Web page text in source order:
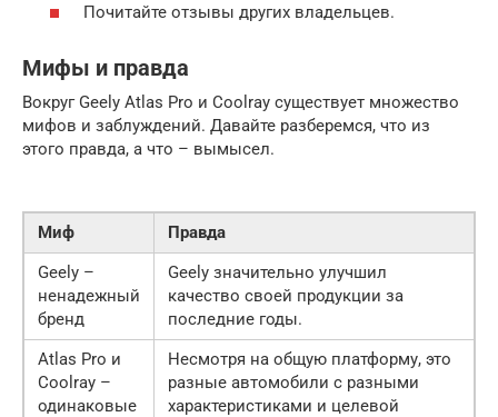
Почитайте отзывы других владельцев.
Мифы и правда
Вокруг Geely Atlas Pro и Coolray существует множество
мифов и заблуждений. Давайте разберемся, что из
этого правда, а что – вымысел.
Миф
Правда
Geely –
ненадежный
бренд
Geely значительно улучшил
качество своей продукции за
последние годы.
Atlas Pro и
Coolray –
одинаковые
Несмотря на общую платформу, это
разные автомобили с разными
характеристиками и целевой